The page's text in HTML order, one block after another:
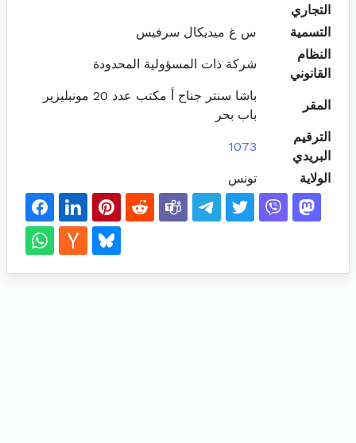
التجاري
التسمية
س غ ميديكال سرفيس
النظام
القانوني
شركة ذات المسؤولية المحدودة
المقر
باشا سنتر جناح أ مكتب عدد 20 مونبليزير
باب بحر
الترقيم
البريدي
1073
الولاية تونس